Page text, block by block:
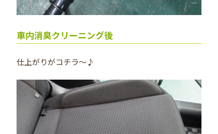
車内消臭クリーニング後
仕上がりがコチラ～♪